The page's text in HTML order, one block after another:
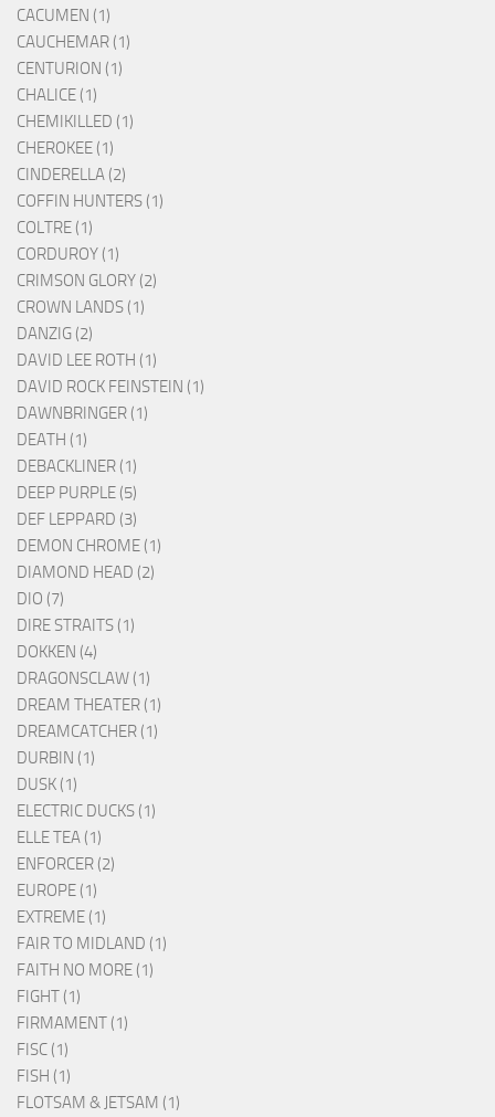
CACUMEN (1)
CAUCHEMAR (1)
CENTURION (1)
CHALICE (1)
CHEMIKILLED (1)
CHEROKEE (1)
CINDERELLA (2)
COFFIN HUNTERS (1)
COLTRE (1)
CORDUROY (1)
CRIMSON GLORY (2)
CROWN LANDS (1)
DANZIG (2)
DAVID LEE ROTH (1)
DAVID ROCK FEINSTEIN (1)
DAWNBRINGER (1)
DEATH (1)
DEBACKLINER (1)
DEEP PURPLE (5)
DEF LEPPARD (3)
DEMON CHROME (1)
DIAMOND HEAD (2)
DIO (7)
DIRE STRAITS (1)
DOKKEN (4)
DRAGONSCLAW (1)
DREAM THEATER (1)
DREAMCATCHER (1)
DURBIN (1)
DUSK (1)
ELECTRIC DUCKS (1)
ELLE TEA (1)
ENFORCER (2)
EUROPE (1)
EXTREME (1)
FAIR TO MIDLAND (1)
FAITH NO MORE (1)
FIGHT (1)
FIRMAMENT (1)
FISC (1)
FISH (1)
FLOTSAM & JETSAM (1)